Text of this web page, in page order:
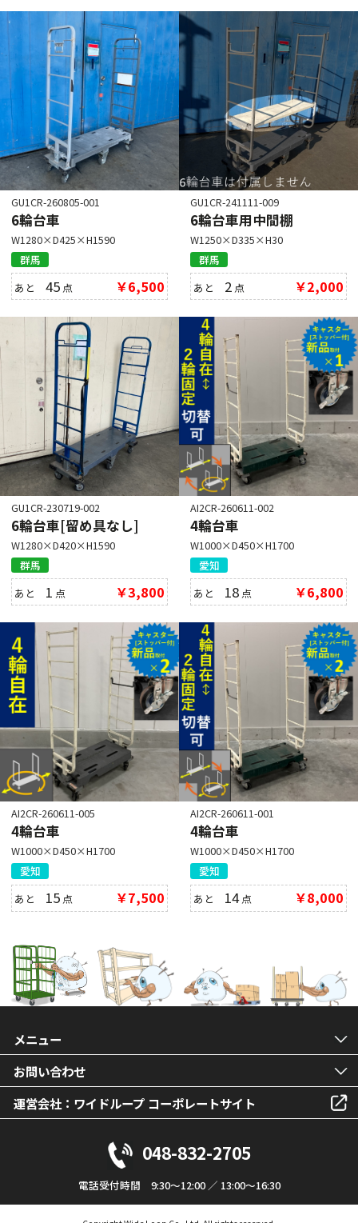
GU1CR-260805-001
6輪台車
W1280×D425×H1590
群馬
あと45 点 ￥6,500
GU1CR-241111-009
6輪台車用中間棚
W1250×D335×H30
群馬
あと 2 点 ￥2,000
GU1CR-230719-002
6輪台車[留め具なし]
W1280×D420×H1590
群馬
あと 1 点 ￥3,800
AI2CR-260611-002
4輪台車
W1000×D450×H1700
愛知
あと 18 点 ￥6,800
AI2CR-260611-005
4輪台車
W1000×D450×H1700
愛知
あと 15 点 ￥7,500
AI2CR-260611-001
4輪台車
W1000×D450×H1700
愛知
あと 14点 ￥8,000
メニュー
お問い合わせ
運営会社：ワイドループ コーポレートサイト
048-832-2705
電話受付時間 9:30～12:00 ／ 13:00～16:30